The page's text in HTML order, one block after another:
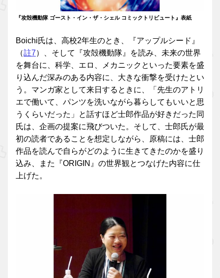
『攻殻機動隊 ゴースト・イン・ザ・シェル コミックトリビュート』表紙
Boichi氏は、高校2年生のとき、『アップルシード』
（註7）、そして『攻殻機動隊』を読み、未来の世界
を舞台に、科学、エロ、メカニックといった要素を盛
り込んだ深みのある内容に、大きな衝撃を受けたとい
う。マンガ家として来日するときに、「先生のアトリ
エで働いて、パンツを洗いながら暮らしてもいいと思
うくらいだった」と話すほど士郎作品が好きだった同
氏は、企画の提案に飛びついた。そして、士郎氏が最
初の読者であることを想定しながら、原稿には、士郎
作品を読んで自らがどのように生きてきたのかを盛り
込み、また『ORIGIN』の世界観とつなげた内容に仕
上げた。